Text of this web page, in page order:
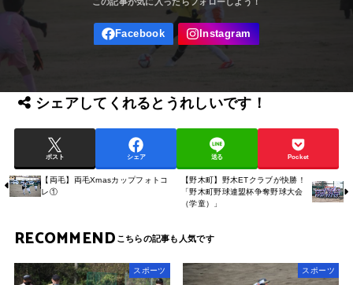
シェアしてくれるとうれしいです！
ポスト シェア 送る Pocket
【両毛】両毛Xmasカップフォトコ
レ①
【野木町】野木ETクラブが快勝！
「野木町野球連盟杯争奪野球大会
（学童）」
RECOMMEND
スポーツ スポーツ